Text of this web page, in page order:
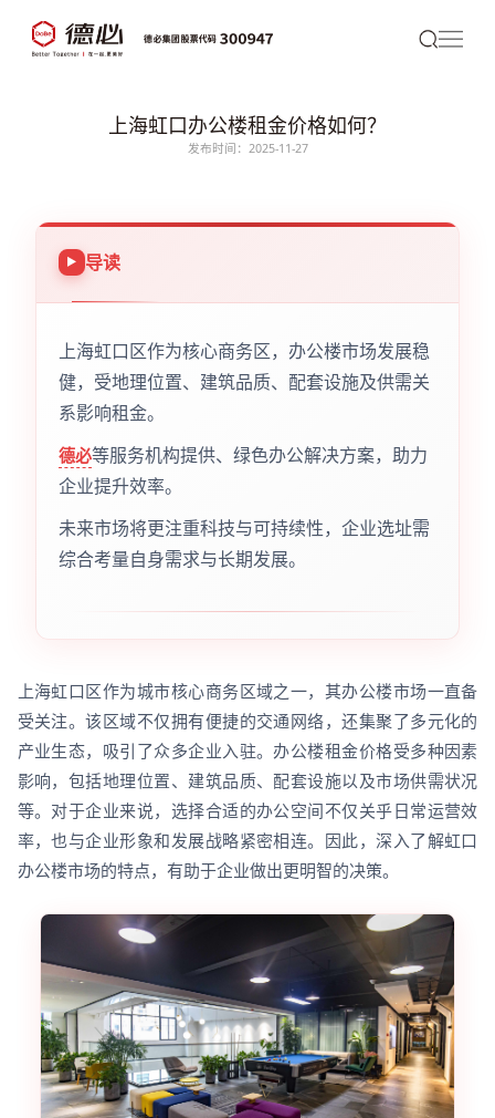
上海虹口办公楼租金价格如何？
发布时间：2025-11-27
导读
上海虹口区作为核心商务区，办公楼市场发展稳
健，受地理位置、建筑品质、配套设施及供需关
系影响租金。
德必等服务机构提供、绿色办公解决方案，助力
企业提升效率。
未来市场将更注重科技与可持续性，企业选址需
综合考量自身需求与长期发展。
上海虹口区作为城市核心商务区域之一，其办公楼市场一直备
受关注。该区域不仅拥有便捷的交通网络，还集聚了多元化的
产业生态，吸引了众多企业入驻。办公楼租金价格受多种因素
影响，包括地理位置、建筑品质、配套设施以及市场供需状况
等。对于企业来说，选择合适的办公空间不仅关乎日常运营效
率，也与企业形象和发展战略紧密相连。因此，深入了解虹口
办公楼市场的特点，有助于企业做出更明智的决策。